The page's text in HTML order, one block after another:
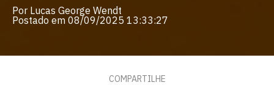
Por Lucas George Wendt
Postado em 08/09/2025 13:33:27
COMPARTILHE